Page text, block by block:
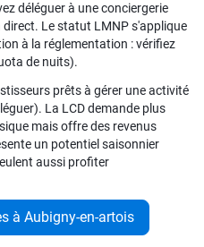
déléguer à une conciergerie
direct. Le statut LMNP s'applique
à la réglementation : vérifiez
de nuits).
prêts à gérer une activité
La LCD demande plus
mais offre des revenus
un potentiel saisonnier
aussi profiter
à Aubigny-en-artois